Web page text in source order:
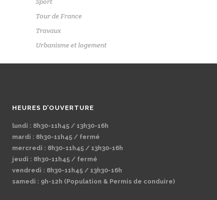
Tour de France
Travaux
Urbanisme et logement
HEURES D’OUVERTURE
lundi : 8h30-11h45 / 13h30-16h
mardi : 8h30-11h45 / fermé
mercredi : 8h30-11h45 / 13h30-16h
jeudi : 8h30-11h45 / fermé
vendredi : 8h30-11h45 / 13h30-16h
samedi : 9h-12h (Population & Permis de conduire)